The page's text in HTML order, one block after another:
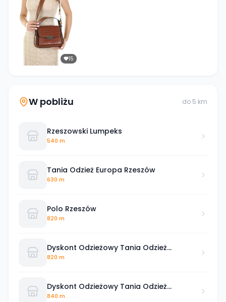
15
W pobliżu do 5 km
Rzeszowski Lumpeks
540 m
Tania Odzież Europa Rzeszów
630 m
Polo Rzeszów
820 m
Dyskont Odzieżowy Tania Odzież
Rzeszów Kopernika
820 m
Dyskont Odzieżowy Tania Odzież
Rzeszów Okrzei
840 m